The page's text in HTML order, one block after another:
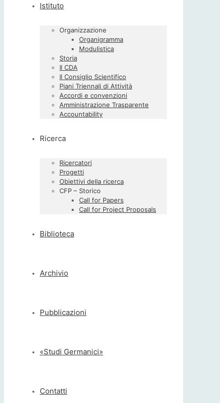
Istituto
Organizzazione
Organigramma
Modulistica
Storia
Il CDA
Il Consiglio Scientifico
Piani Triennali di Attività
Accordi e convenzioni
Amministrazione Trasparente
Accountability
Ricerca
Ricercatori
Progetti
Obiettivi della ricerca
CFP – Storico
Call for Papers
Call for Project Proposals
Biblioteca
Archivio
Pubblicazioni
«Studi Germanici»
Contatti